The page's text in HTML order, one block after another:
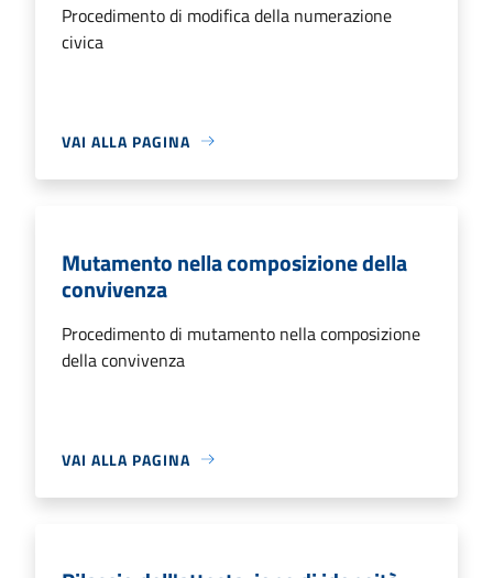
Procedimento di modifica della numerazione
civica
VAI ALLA PAGINA
Mutamento nella composizione della
convivenza
Procedimento di mutamento nella composizione
della convivenza
VAI ALLA PAGINA